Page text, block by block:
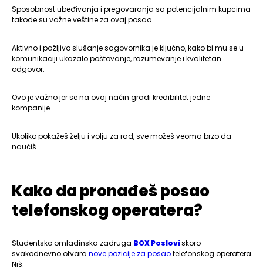
Sposobnost ubeđivanja i pregovaranja sa potencijalnim kupcima
takođe su važne veštine za ovaj posao.
Aktivno i pažljivo slušanje sagovornika je ključno, kako bi mu se u
komunikaciji ukazalo poštovanje, razumevanje i kvalitetan
odgovor.
Ovo je važno jer se na ovaj način gradi kredibilitet jedne
kompanije.
Ukoliko pokažeš želju i volju za rad, sve možeš veoma brzo da
naučiš.
Kako da pronađeš posao
telefonskog operatera?
Studentsko omladinska zadruga BOX Posloviskoro
svakodnevno otvara nove pozicije za posaotelefonskog operatera
Niš.